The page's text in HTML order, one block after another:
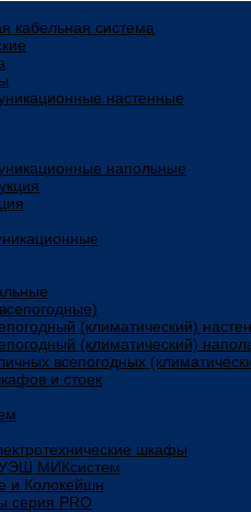
кабельная система
настенные
напольные
(климатический)
(климатический)
всепогодных
и стоек
шкафы
МИКсистем
и Колокейшн
серия PRO